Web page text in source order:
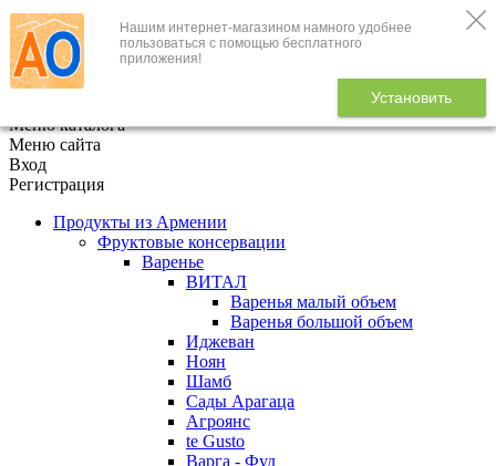
Нашим интернет-магазином намного удобнее
пользоваться с помощью бесплатного
приложения!
Установить
+7 (495) 646-888-1
В корзине
Меню каталога
Меню сайта
Вход
Регистрация
Продукты из Армении
Фруктовые консервации
Варенье
ВИТАЛ
Варенья малый объем
Варенья большой объем
Иджеван
Ноян
Шамб
Сады Арагаца
Агроянс
te Gusto
Варга - Фуд